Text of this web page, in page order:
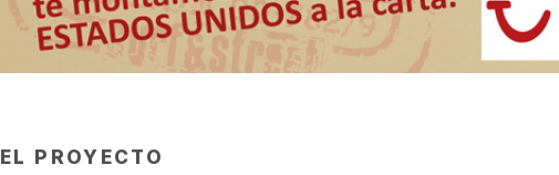
EL PROYECTO